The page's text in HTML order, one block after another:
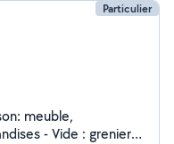
Particulier